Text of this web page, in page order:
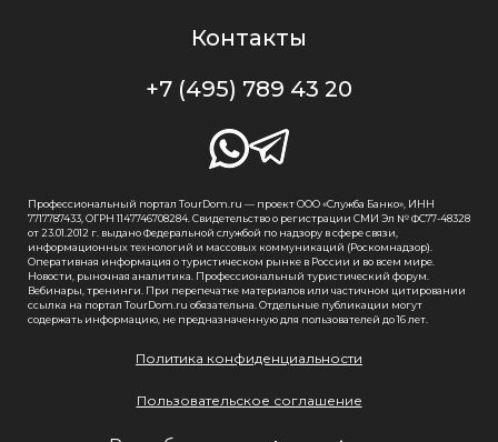
Контакты
+7 (495) 789 43 20
Профессиональный портал TourDom.ru — проект ООО «Служба Банко», ИНН
7717787433, ОГРН 1147746708284. Свидетельство о регистрации СМИ Эл № ФС77-48328
от 23.01.2012 г. выдано Федеральной службой по надзору в сфере связи,
информационных технологий и массовых коммуникаций (Роскомнадзор).
Оперативная информация о туристическом рынке в России и во всем мире.
Новости, рыночная аналитика. Профессиональный туристический форум.
Вебинары, тренинги. При перепечатке материалов или частичном цитировании
ссылка на портал TourDom.ru обязательна. Отдельные публикации могут
содержать информацию, не предназначенную для пользователей до 16 лет.
Политика конфиденциальности
Пользовательское соглашение